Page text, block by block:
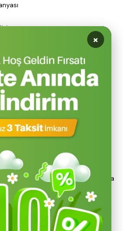
Açıklaması
Premium Lastik Tamir
hızlı ve etkili bir çözüm sunar.
bu ürün, her türlü lastikli
aracıdır. Kullanımı son
tamiri için gereken tüm
acil durumlarda lastiklerinizi
Araba, motosiklet, bisiklet ve
bu ürün, zorlu yol koşullarında
Lastikçi arama derdini ortadan
istasyonuna güvenle ulaştırır.
hızlı bir şekilde onarırken,
bu sprey, lastiklerinizi anında
indirir ve yolculuklarınızı
×